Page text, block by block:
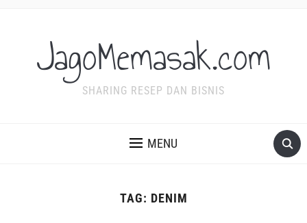
JagoMemasak.com
SHARING RESEP DAN BISNIS
MENU
TAG: DENIM